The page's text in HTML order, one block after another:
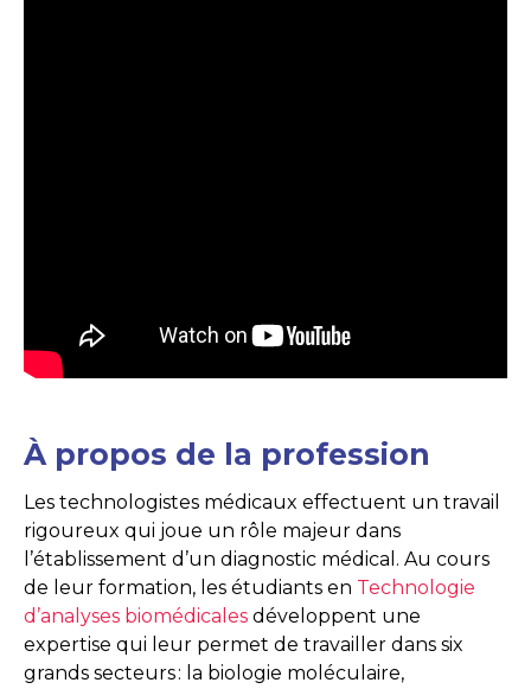
À propos de la profession
Les technologistes médicaux effectuent un travail
rigoureux qui joue un rôle majeur dans
l’établissement d’un diagnostic médical. Au cours
de leur formation, les étudiants en Technologie
d’analyses biomédicales développent une
expertise qui leur permet de travailler dans six
grands secteurs : la biologie moléculaire,